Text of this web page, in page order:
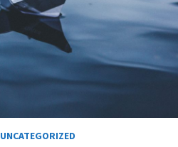
UNCATEGORIZED